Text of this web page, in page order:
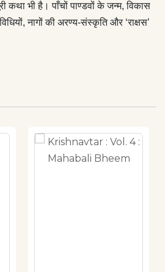
कथा भी है। पाँचों पाण्डवों के जन्म, विकास
नागों की अरण्य-संस्कृति और ‘राक्षस’